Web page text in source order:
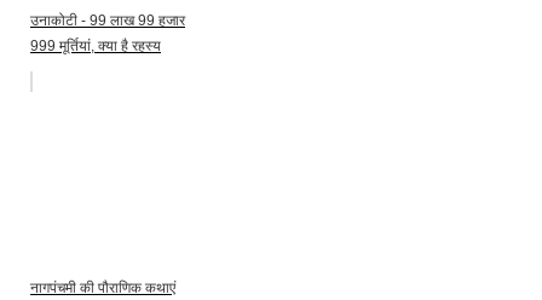
उनाकोटी - 99 लाख 99 हजार
999 मूर्तियां, क्या है रहस्य
नागपंचमी की पौराणिक कथाएं